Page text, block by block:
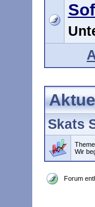
Skats
Wir
Forum